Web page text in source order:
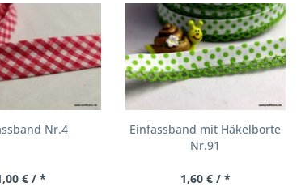
Nr.4
€ / *
Einfassband mit Häkelborte
Nr.91
1,60 € / *